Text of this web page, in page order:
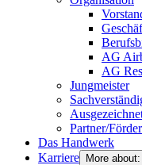
AG
AG
Jungmeister
Partner/
Das Handwerk
Karriere More